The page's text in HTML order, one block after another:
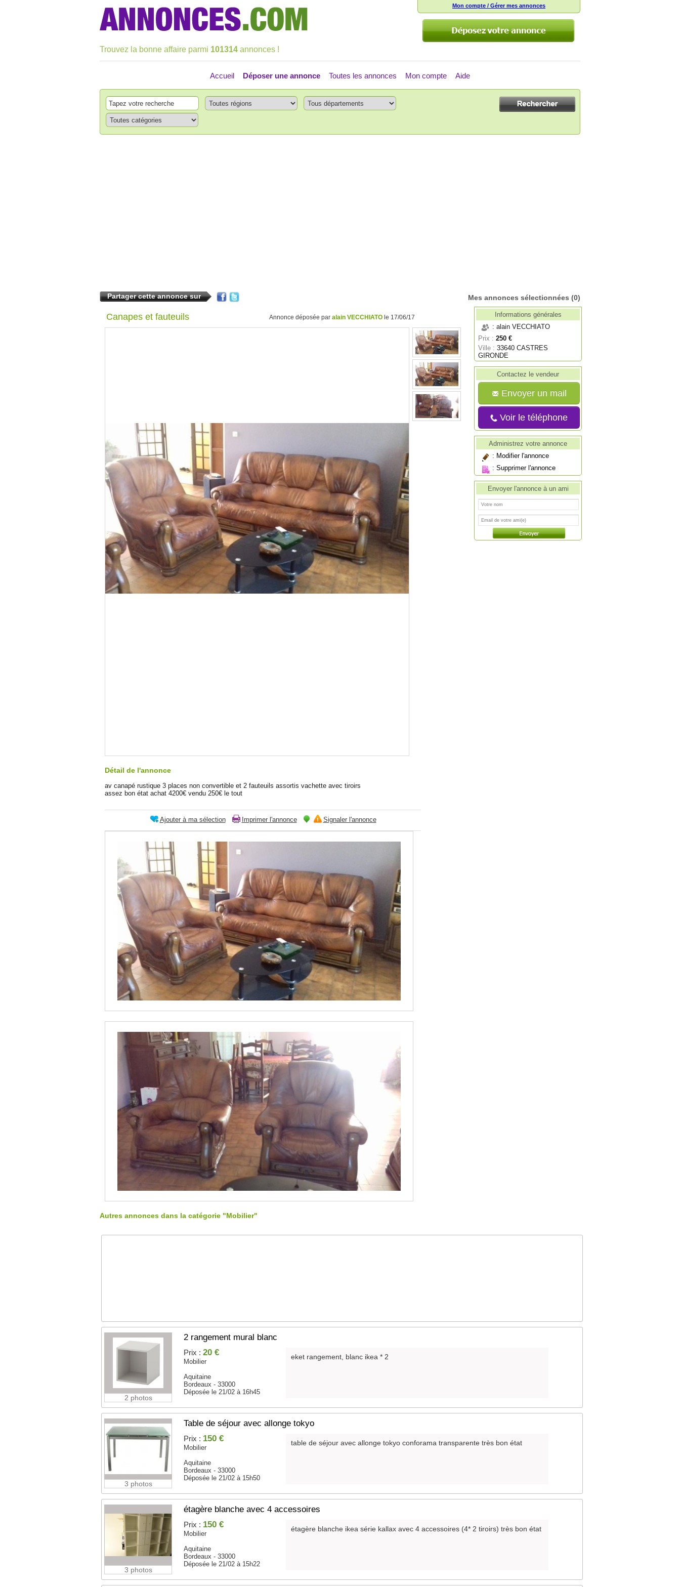
Mon compte / Gérer mes annonces
Trouvez la bonne affaire parmi 101314 annonces !
Accueil Déposer une annonce Toutes les annonces Mon compte Aide
Partager cette annonce sur Mes annonces sélectionnées (0)
Canapes et fauteuils Annonce déposée par alain VECCHIATO le 17/06/17
Détail de l'annonce
av canapé rustique 3 places non convertible et 2 fauteuils assortis vachette avec tiroirs
assez bon état achat 4200€ vendu 250€ le tout
Ajouter à ma sélection Imprimer l'annonce Signaler l'annonce
Informations générales
: alain VECCHIATO
Prix : 250 €
Ville : 33640 CASTRES
GIRONDE
Contactez le vendeur
Envoyer un mail
Voir le téléphone
Administrez votre annonce
: Modifier l'annonce
: Supprimer l'annonce
Envoyer l'annonce à un ami
Autres annonces dans la catégorie "Mobilier"
2 photos
2 rangement mural blanc
Prix :20 €
Mobilier
Aquitaine
Bordeaux - 33000
Déposée le 21/02 à 16h45
eket rangement, blanc ikea * 2
3 photos
Table de séjour avec allonge tokyo
Prix : 150 €
Mobilier
Aquitaine
Bordeaux - 33000
Déposée le 21/02 à 15h50
table de séjour avec allonge tokyo conforama transparente très bon état
3 photos
étagère blanche avec 4 accessoires
Prix : 150 €
Mobilier
Aquitaine
Bordeaux - 33000
Déposée le 21/02 à 15h22
étagère blanche ikea série kallax avec 4 accessoires (4* 2 tiroirs) très bon état